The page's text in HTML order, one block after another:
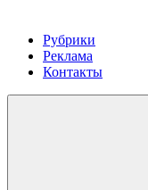
Рубрики
Реклама
Контакты